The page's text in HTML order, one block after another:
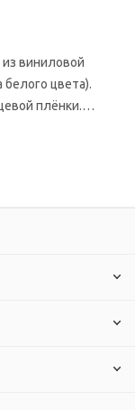
виниловой
цвета).
плёнки.